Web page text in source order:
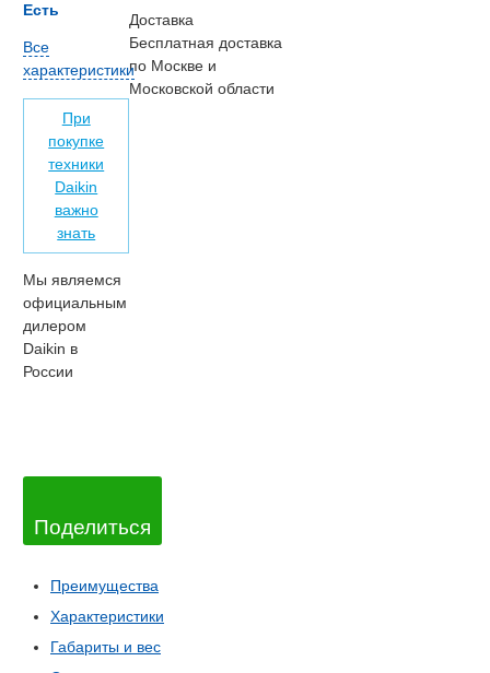
Доставка
Бесплатная доставка
по Москве и
Московской области
Есть
Все
характеристики
При
покупке
техники
Daikin
важно
знать
Мы являемся
официальным
дилером
Daikin в
России
Поделиться
Преимущества
Характеристики
Габариты и вес